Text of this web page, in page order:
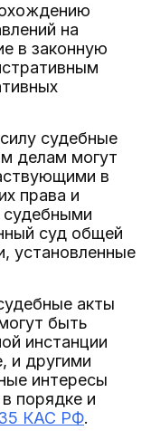
на
в законную
судебные
делам могут
в
права и
суд общей
установленные
акты
быть
инстанции
и другими
интересы
порядке и
35 КАС РФ.